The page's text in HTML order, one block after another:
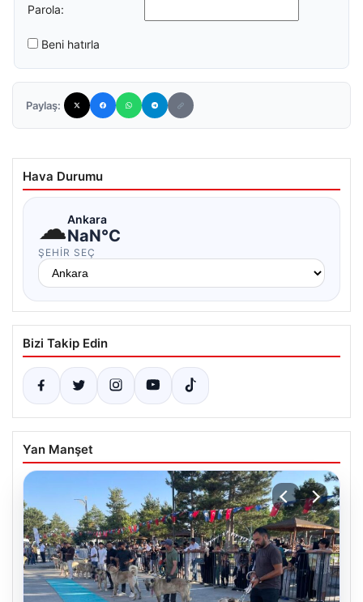
Parola:
Beni hatırla
Paylaş:
Hava Durumu
☁Ankara
NaN°C
ŞEHIR SEÇ
Bizi Takip Edin
Yan Manşet